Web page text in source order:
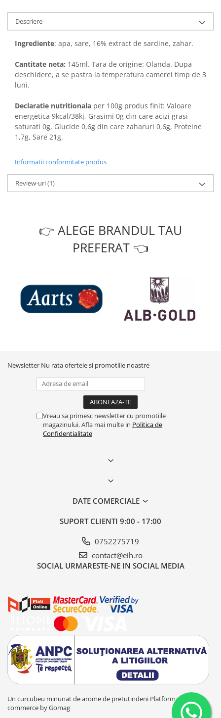
Descriere
Ingrediente: apa, sare, 16% extract de sardine, zahar.
Cantitate neta: 145ml. Tara de origine: Olanda. Dupa
deschidere, a se pastra la temperatura camerei timp de 3
luni.
Declaratie nutritionala per 100g produs finit: Valoare
energetica 9kcal/38kj, Grasimi 0g din care acizi grasi
saturati 0g, Glucide 0,6g din care zaharuri 0,6g, Proteine
1,7g, Sare 21g.
Informatii conformitate produs
Review-uri(1)
👉 ALEGE BRANDUL TAU
PREFERAT 👈
Newsletter Nu rata ofertele si promotiile noastre
Vreau sa primesc newsletter cu promotiile
magazinului. Afla mai multe in Politica de
Confidentialitate
DATE COMERCIALE
SUPORT CLIENTI 9:00 - 17:00
0752275719
contact@eih.ro
SOCIAL URMARESTE-NE IN SOCIAL MEDIA
Un curcubeu minunat de arome de pretutindeni Platforma E-
commerce by Gomag